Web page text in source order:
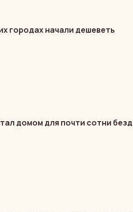
городах начали дешеветь
домом для почти сотни